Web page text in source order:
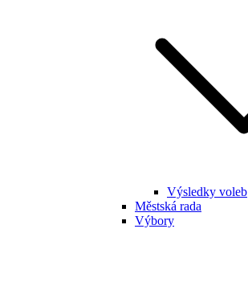
Výsledky voleb
Městská rada
Výbory